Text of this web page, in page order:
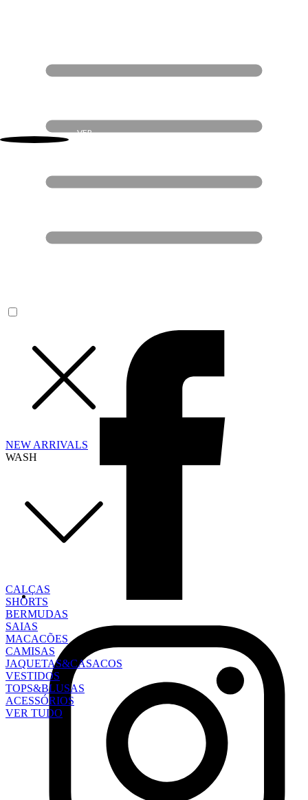
NEW ARRIVALS
WASH
CALÇAS
SHORTS
BERMUDAS
SAIAS
MACACÕES
CAMISAS
JAQUETAS&CASACOS
VESTIDOS
TOPS&BLUSAS
ACESSÓRIOS
VER TUDO